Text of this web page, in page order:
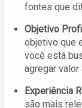
fontes que
Objetivo
objetivo que
você está
agregar valor
Experiência
são mais